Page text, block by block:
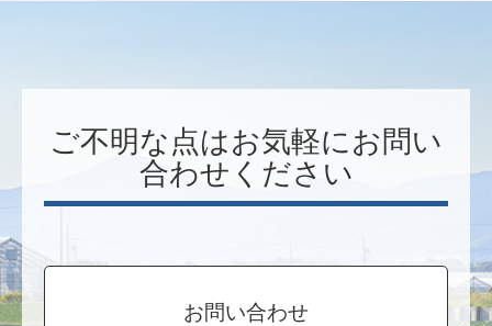
ご不明な点はお気軽にお問い
合わせください
お問い合わせ